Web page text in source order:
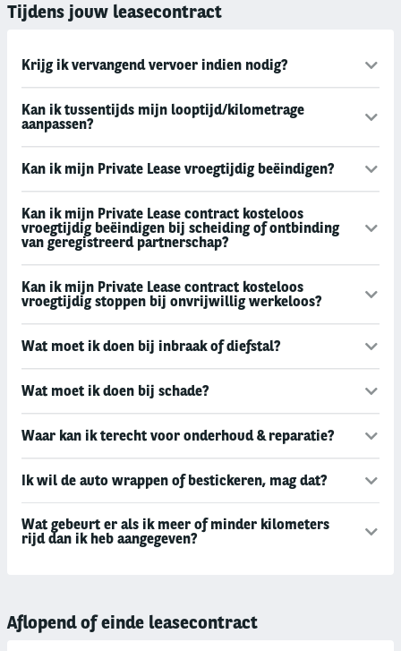
Tijdens jouw leasecontract
Krijg ik vervangend vervoer indien nodig?
Kan ik tussentijds mijn looptijd/kilometrage
aanpassen?
Kan ik mijn Private Lease vroegtijdig beëindigen?
Kan ik mijn Private Lease contract kosteloos
vroegtijdig beëindigen bij scheiding of ontbinding
van geregistreerd partnerschap?
Kan ik mijn Private Lease contract kosteloos
vroegtijdig stoppen bij onvrijwillig werkeloos?
Wat moet ik doen bij inbraak of diefstal?
Wat moet ik doen bij schade?
Waar kan ik terecht voor onderhoud & reparatie?
Ik wil de auto wrappen of bestickeren, mag dat?
Wat gebeurt er als ik meer of minder kilometers
rijd dan ik heb aangegeven?
Aflopend of einde leasecontract